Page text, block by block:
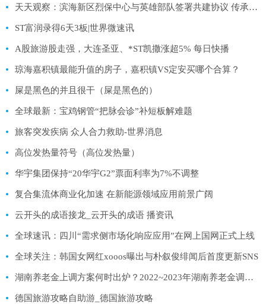
天天观察：滨海新区烈保中心与英雄部队签署共建协议 传承英雄精神 厚植红色情怀
ST富润录得6天3板|世界微速讯
A股旅游股走强，大连圣亚、*ST凯撒涨超5% 每日快播
琼海嘉积镇最能升值的房子，嘉积镇VS定安买哪个合算？
屎是黑色的并且很干（屎是黑色的）
全球最新：宝鸡钢管“把脉会诊”补短板解难题
旅客突发疾病 众人合力救助-世界消息
高位发热量符号（高位发热量）
华宇集团保持“20华宇G2”票面利率为7%不调整
复合集流体商业化加速 在新能源领域应用前景广阔
云开头的成语接龙_云开头的成语 播资讯
全球速讯：四川“需求侧市场化响应应用”在网上国网正式上线
全球关注：韩国女网红xooos曝出与朴叙俊绯闻后首度更新SNS
湖南养老金上调方案何时出炉？2022~2023年湖南养老金调整细则方案最新消息（全文）
德国旅游攻略自助游_德国旅游攻略